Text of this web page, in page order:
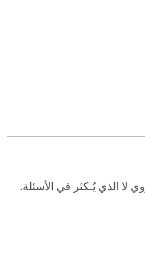
لا الذي يُـكثر في الأسئلة.